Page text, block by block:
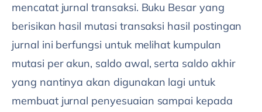
mencatat jurnal transaksi. Buku Besar yang
berisikan hasil mutasi transaksi hasil postingan
jurnal ini berfungsi untuk melihat kumpulan
mutasi per akun, saldo awal, serta saldo akhir
yang nantinya akan digunakan lagi untuk
membuat jurnal penyesuaian sampai kepada